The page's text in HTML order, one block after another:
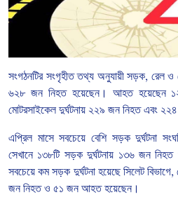
সংগঠনটির সংগৃহীত তথ্য অনুযায়ী সড়ক, রেল ও
৬২৮ জন নিহত হয়েছেন। আহত হয়েছেন
মোটরসাইকেল দুর্ঘটনায় ২২৯ জন নিহত এবং ২২৪
এপ্রিল মাসে সবচেয়ে বেশি সড়ক দুর্ঘটনা
সেখানে ১৩৮টি সড়ক দুর্ঘটনায় ১৩৬ জন নিহত
সবচেয়ে কম সড়ক দুর্ঘটনা হয়েছে সিলেট বিভাগে,
জন নিহত ও ৫১ জন আহত হয়েছেন।